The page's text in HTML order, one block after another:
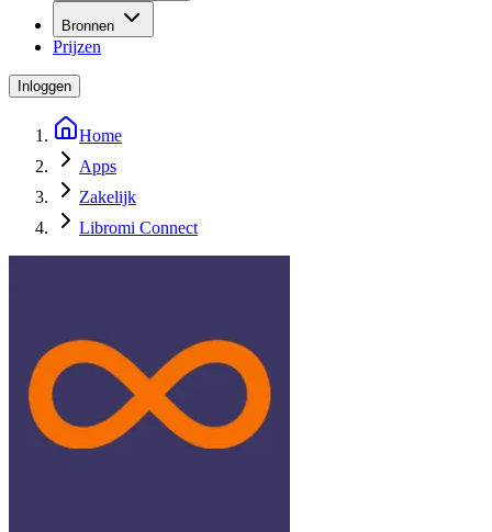
Bronnen
Prijzen
Inloggen
Home
Apps
Zakelijk
Libromi Connect